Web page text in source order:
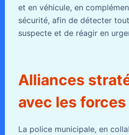
et en véhicule, en
sécurité, afin de détecter
suspecte et de réagir en
Alliances
avec les forces
La police municipale, en